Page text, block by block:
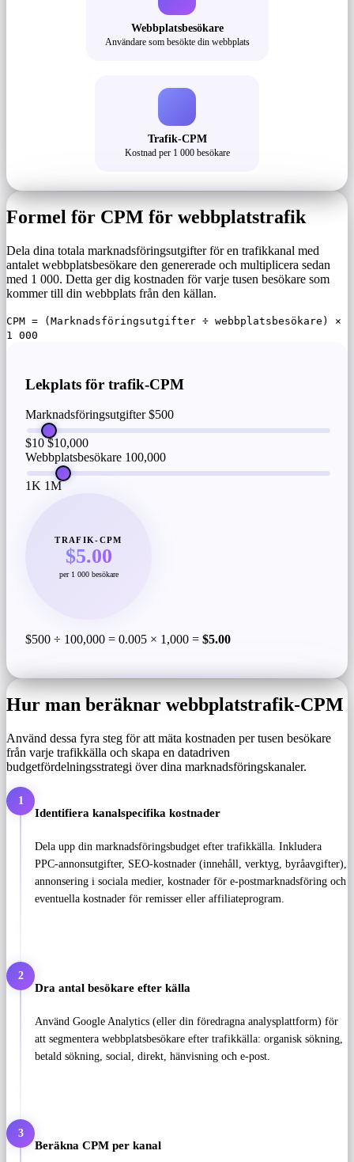
Webbplatsbesökare
Användare som besökte din webbplats
Trafik-CPM
Kostnad per 1 000 besökare
Formel för CPM för webbplatstrafik
Dela dina totala marknadsföringsutgifter för en trafikkanal med
antalet webbplatsbesökare den genererade och multiplicera sedan
med 1 000. Detta ger dig kostnaden för varje tusen besökare som
kommer till din webbplats från den källan.
CPM = (Marknadsföringsutgifter ÷ webbplatsbesökare) ×
1 000
Lekplats för trafik-CPM
Marknadsföringsutgifter $500
$10 $10,000
Webbplatsbesökare 100,000
1K 1M
TRAFIK-CPM
$5.00
per 1 000 besökare
$500 ÷ 100,000 = 0.005 × 1,000 = $5.00
Hur man beräknar webbplatstrafik-CPM
Använd dessa fyra steg för att mäta kostnaden per tusen besökare
från varje trafikkälla och skapa en datadriven
budgetfördelningsstrategi över dina marknadsföringskanaler.
1
Identifiera kanalspecifika kostnader
Dela upp din marknadsföringsbudget efter trafikkälla. Inkludera
PPC-annonsutgifter, SEO-kostnader (innehåll, verktyg, byråavgifter),
annonsering i sociala medier, kostnader för e-postmarknadsföring och
eventuella kostnader för remisser eller affiliateprogram.
2
Dra antal besökare efter källa
Använd Google Analytics (eller din föredragna analysplattform) för
att segmentera webbplatsbesökare efter trafikkälla: organisk sökning,
betald sökning, social, direkt, hänvisning och e-post.
3
Beräkna CPM per kanal